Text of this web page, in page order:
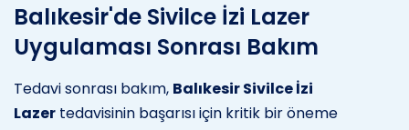
Balıkesir'de Sivilce İzi Lazer
Uygulaması Sonrası Bakım
Tedavi sonrası bakım, Balıkesir Sivilce İzi
Lazer tedavisinin başarısı için kritik bir öneme